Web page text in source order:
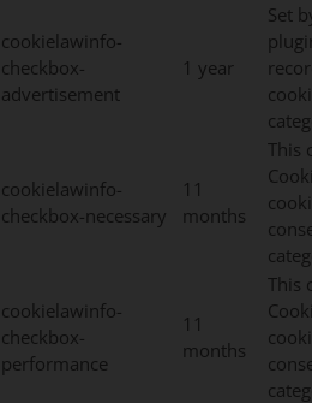
cookielawinfo-
checkbox-
advertisement
1 year
Set
cookielawinfo-
checkbox-necessary
11
months
This
cookielawinfo-
checkbox-
performance
11
months
This